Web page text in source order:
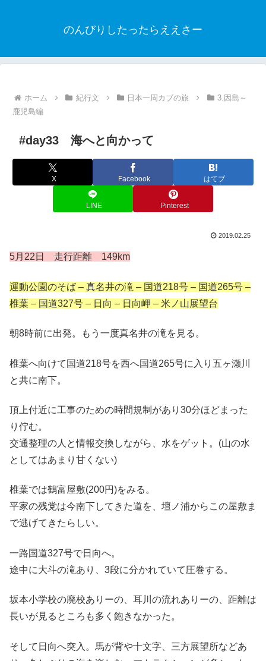
のんびりしたったらええさー
ホーム 紀行文 日本一周カブの旅
3.因島～
鹿児島編
#day33 海へと向かって
X Facebook はてブ
LINE Pinterest
2019.02.25
5月22日 走行距離 149km
運動公園のそば – 真名井の滝 – 国道218号 – 国道265号 –
椎葉 – 国道327号 – 日向 – 日向岬 – 米ノ山展望台
朝8時前に出発。もう一度真名井の滝を見る。
椎葉へ向けて国道218号を西へ国道265号に入り五ヶ瀬川
と共に南下。
頂上付近に工事のための時間規制があり30分ほどまった
り佇む。
交通整理の人と情報交換しながら、水をゲット。(山の水
としてはあまり甘くない)
椎葉では鶴富屋敷(200円)をみる。
平家の残党は今南下してきた道を、壇ノ浦からこの屋敷ま
で逃げてきたらしい。
一路国道327号で日向へ。
途中に大斗の滝あり、3段に分かれていて圧巻する。
坂本小学校の廃校ありーの、耳川の流れありーの、距離は
長いが見るところも多く飽きなかった。
そして日向へ突入。馬が背や十文字、三方展望所などあ